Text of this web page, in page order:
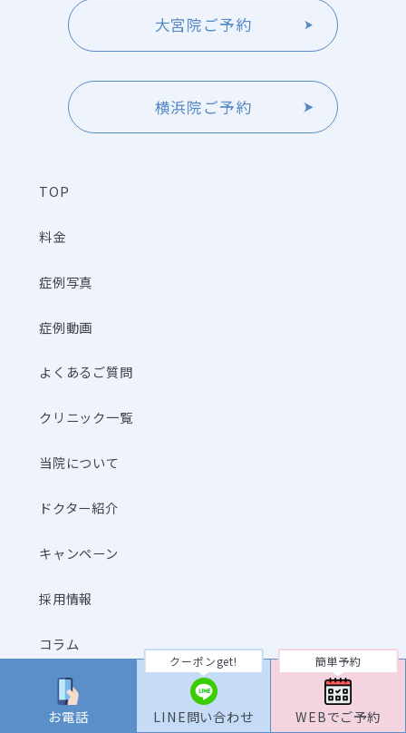
お電話
クーポンget!
LINE問い合わせ
簡単予約
WEBでご予約
大宮院ご予約
横浜院ご予約
TOP
料金
症例写真
症例動画
よくあるご質問
クリニック一覧
当院について
ドクター紹介
キャンペーン
採用情報
コラム
企業様お問合せ